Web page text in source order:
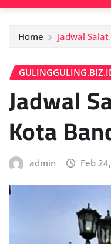
Home Jadwal
Jadwal
Kota
admin Feb